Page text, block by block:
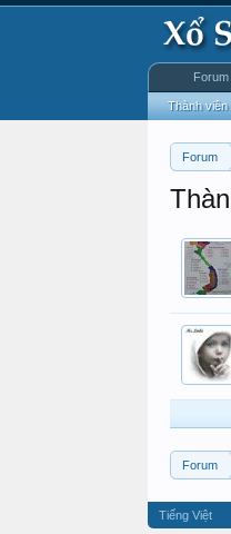
Forum
Forum
Forum
Thành viên
Tiếng Việt